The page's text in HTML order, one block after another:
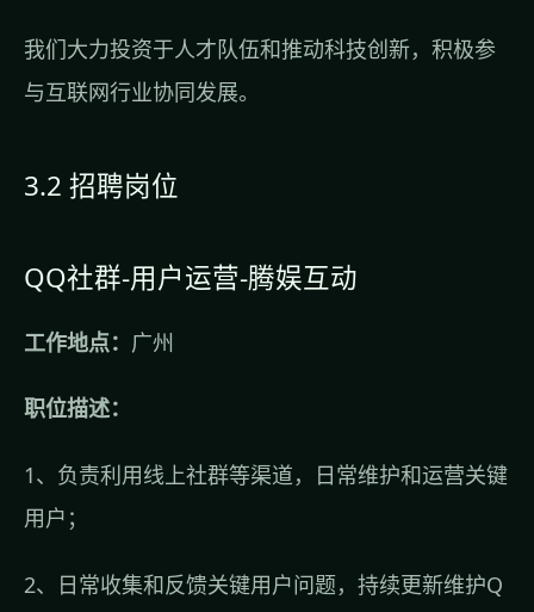
我们大力投资于人才队伍和推动科技创新，积极参
与互联网行业协同发展。
3.2 招聘岗位
QQ社群-用户运营-腾娱互动
工作地点： 广州
职位描述：
1、负责利用线上社群等渠道，日常维护和运营关键
用户；
2、日常收集和反馈关键用户问题，持续更新维护Q